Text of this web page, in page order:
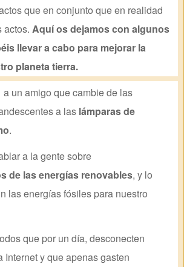
que en conjunto que en realidad
actos. Aquí os dejamos con algunos
llevar a cabo para mejorar la
planeta tierra.
un amigo que cambie de las
a las lámparas de
.
a la gente sobre
de las energías renovables, y lo
las energías fósiles para nuestro
que por un día, desconecten
Internet y que apenas gasten